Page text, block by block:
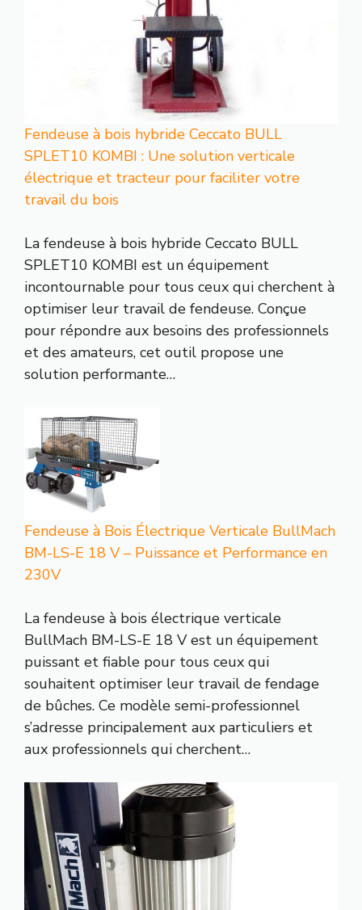
Fendeuse à bois hybride Ceccato BULL
SPLET10 KOMBI : Une solution verticale
électrique et tracteur pour faciliter votre
travail du bois
La fendeuse à bois hybride Ceccato BULL
SPLET10 KOMBI est un équipement
incontournable pour tous ceux qui cherchent à
optimiser leur travail de fendeuse. Conçue
pour répondre aux besoins des professionnels
et des amateurs, cet outil propose une
solution performante…
Fendeuse à Bois Électrique Verticale BullMach
BM-LS-E 18 V – Puissance et Performance en
230V
La fendeuse à bois électrique verticale
BullMach BM-LS-E 18 V est un équipement
puissant et fiable pour tous ceux qui
souhaitent optimiser leur travail de fendage
de bûches. Ce modèle semi-professionnel
s’adresse principalement aux particuliers et
aux professionnels qui cherchent…